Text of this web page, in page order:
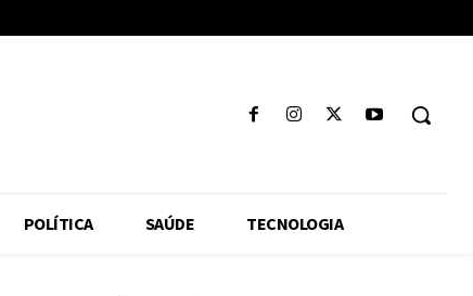
POLÍTICA SAÚDE TECNOLOGIA